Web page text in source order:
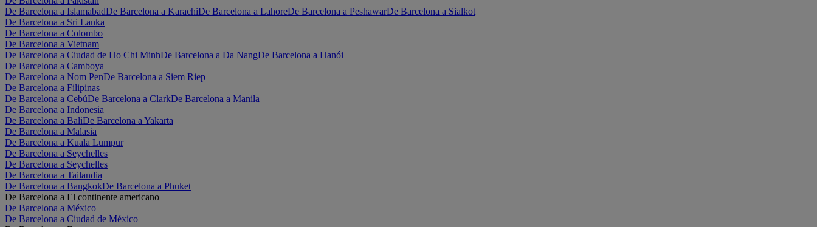
De Barcelona a IslamabadDe Barcelona a KarachiDe Barcelona a LahoreDe Barcelona a PeshawarDe Barcelona a Sialkot
De Barcelona a Sri Lanka
De Barcelona a Colombo
De Barcelona a Vietnam
De Barcelona a Ciudad de Ho Chi MinhDe Barcelona a Da NangDe Barcelona a Hanói
De Barcelona a Camboya
De Barcelona a Nom PenDe Barcelona a Siem Riep
De Barcelona a Filipinas
De Barcelona a CebúDe Barcelona a ClarkDe Barcelona a Manila
De Barcelona a Indonesia
De Barcelona a BaliDe Barcelona a Yakarta
De Barcelona a Malasia
De Barcelona a Kuala Lumpur
De Barcelona a Seychelles
De Barcelona a Seychelles
De Barcelona a Tailandia
De Barcelona a BangkokDe Barcelona a Phuket
De Barcelona a El continente americano
De Barcelona a México
De Barcelona a Ciudad de México